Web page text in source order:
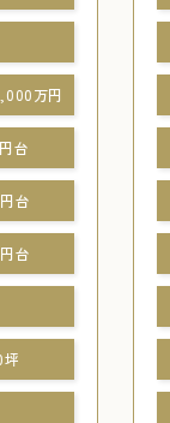
万円
台
台
台
坪